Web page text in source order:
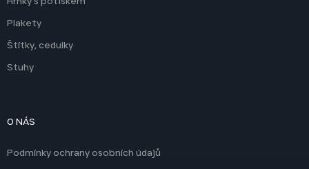
Plakety
Štítky, cedulky
Stuhy
O NÁS
Podmínky ochrany osobních údajů